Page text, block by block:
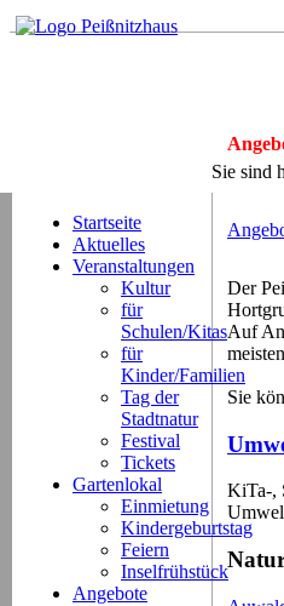
Sie sind
Startseite
Aktuelles
Veranstaltungen
Kultur
für
Schulen/Kitas
für
Kinder/Familien
Tag der
Stadtnatur
Festival
Tickets
Gartenlokal
Einmietung
Kindergeburtstag
Feiern
Inselfrühstück
Angebote
Der
Auf
Sie
KiTa-,